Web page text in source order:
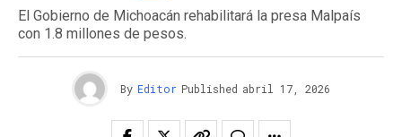
El Gobierno de Michoacán rehabilitará la presa Malpaís
con 1.8 millones de pesos.
By Editor Published abril 17, 2026